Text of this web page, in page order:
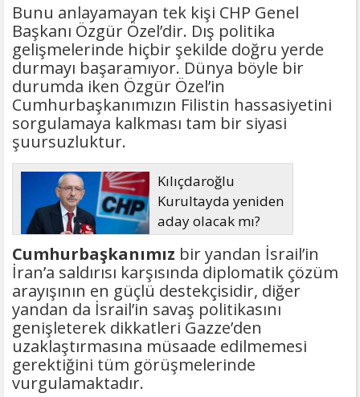
Bunu anlayamayan tek kişi CHP Genel
Başkanı Özgür Özel’dir. Dış politika
gelişmelerinde hiçbir şekilde doğru yerde
durmayı başaramıyor. Dünya böyle bir
durumda iken Özgür Özel’in
Cumhurbaşkanımızın Filistin hassasiyetini
sorgulamaya kalkması tam bir siyasi
şuursuzluktur.
Kılıçdaroğlu
Kurultayda yeniden
aday olacak mı?
Cumhurbaşkanımız bir yandan İsrail’in
İran’a saldırısı karşısında diplomatik çözüm
arayışının en güçlü destekçisidir, diğer
yandan da İsrail’in savaş politikasını
genişleterek dikkatleri Gazze’den
uzaklaştırmasına müsaade edilmemesi
gerektiğini tüm görüşmelerinde
vurgulamaktadır.